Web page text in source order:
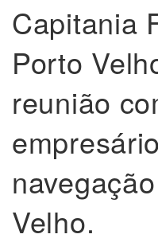
Capitania
Porto
reunião
Velho.